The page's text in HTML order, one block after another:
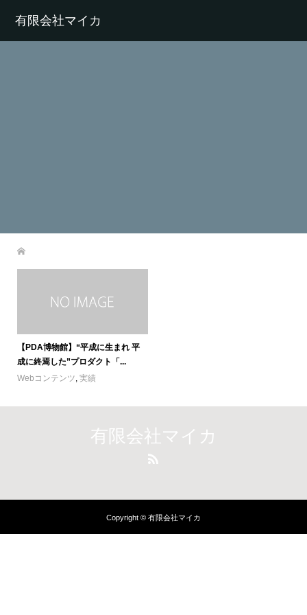
有限会社マイカ
【PDA博物館】“平成に生まれ 平
成に終焉した”プロダクト「...
Webコンテンツ, 実績
有限会社マイカ
Copyright © 有限会社マイカ